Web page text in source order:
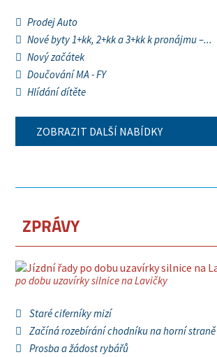
Prodej Auto
Nové byty 1+kk, 2+kk a 3+kk k pronájmu –...
Nový začátek
Doučování MA - FY
Hlídání dítěte
ZOBRAZIT DALŠÍ NABÍDKY
ZPRÁVY
po dobu uzavírky silnice na Lavičky
Staré ciferníky mizí
Začíná rozebírání chodníku na horní straně
Prosba a žádost rybářů